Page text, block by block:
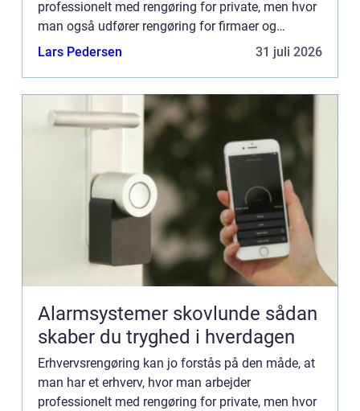
professionelt med rengøring for private, men hvor
man også udfører rengøring for firmaer og
virksomheder. Sådan et sted kunne
Lars Pedersen 31 juli 2026
Alarmsystemer skovlunde sådan
skaber du tryghed i hverdagen
Erhvervsrengøring kan jo forstås på den måde, at
man har et erhverv, hvor man arbejder
professionelt med rengøring for private, men hvor